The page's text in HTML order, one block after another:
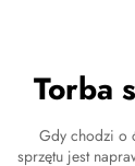
Torba
Gdy chodzi o
sprzętu jest